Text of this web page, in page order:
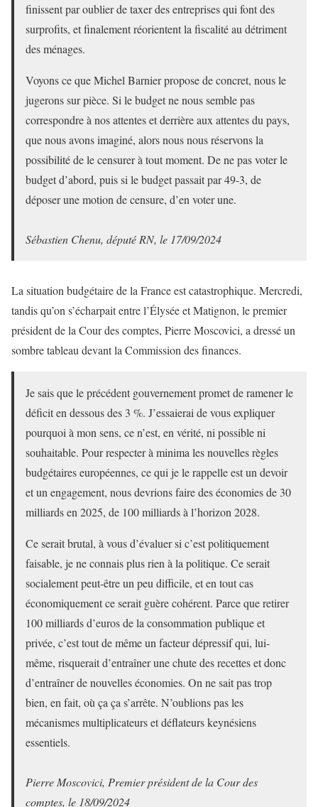
finissent par oublier de taxer des entreprises qui font des
surprofits, et finalement réorientent la fiscalité au détriment
des ménages.
Voyons ce que Michel Barnier propose de concret, nous le
jugerons sur pièce. Si le budget ne nous semble pas
correspondre à nos attentes et derrière aux attentes du pays,
que nous avons imaginé, alors nous nous réservons la
possibilité de le censurer à tout moment. De ne pas voter le
budget d’abord, puis si le budget passait par 49-3, de
déposer une motion de censure, d’en voter une.
Sébastien Chenu, député RN, le 17/09/2024
La situation budgétaire de la France est catastrophique. Mercredi,
tandis qu’on s’écharpait entre l’Élysée et Matignon, le premier
président de la Cour des comptes, Pierre Moscovici, a dressé un
sombre tableau devant la Commission des finances.
Je sais que le précédent gouvernement promet de ramener le
déficit en dessous des 3 %. J’essaierai de vous expliquer
pourquoi à mon sens, ce n’est, en vérité, ni possible ni
souhaitable. Pour respecter à minima les nouvelles règles
budgétaires européennes, ce qui je le rappelle est un devoir
et un engagement, nous devrions faire des économies de 30
milliards en 2025, de 100 milliards à l’horizon 2028.
Ce serait brutal, à vous d’évaluer si c’est politiquement
faisable, je ne connais plus rien à la politique. Ce serait
socialement peut-être un peu difficile, et en tout cas
économiquement ce serait guère cohérent. Parce que retirer
100 milliards d’euros de la consommation publique et
privée, c’est tout de même un facteur dépressif qui, lui-
même, risquerait d’entraîner une chute des recettes et donc
d’entraîner de nouvelles économies. On ne sait pas trop
bien, en fait, où ça ça s’arrête. N’oublions pas les
mécanismes multiplicateurs et déflateurs keynésiens
essentiels.
Pierre Moscovici, Premier président de la Cour des
comptes, le 18/09/2024